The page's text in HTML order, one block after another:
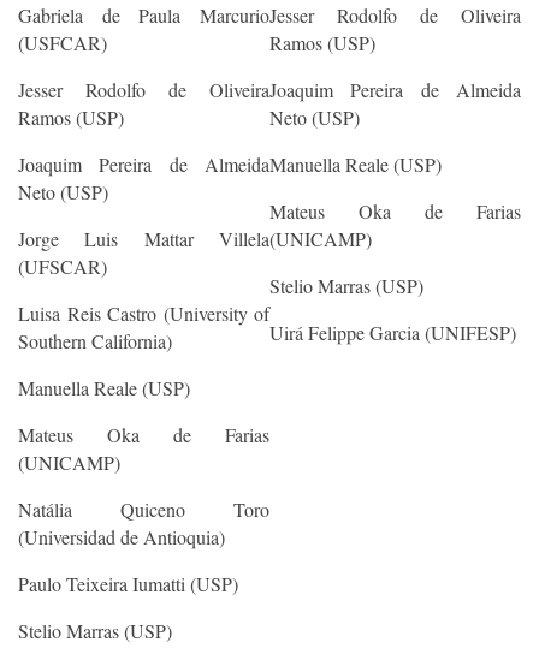
Gabriela de Paula Marcurio
(USFCAR)
Jesser Rodolfo de Oliveira
Ramos (USP)
Joaquim Pereira de Almeida
Neto (USP)
Jorge Luis Mattar Villela
(UFSCAR)
Luisa Reis Castro (University of
Southern California)
Manuella Reale (USP)
Mateus Oka de Farias
(UNICAMP)
Natália Quiceno Toro
(Universidad de Antioquia)
Paulo Teixeira Iumatti (USP)
Stelio Marras (USP)
Jesser Rodolfo de Oliveira
Ramos (USP)
Joaquim Pereira de Almeida
Neto (USP)
Manuella Reale (USP)
Mateus Oka de Farias
(UNICAMP)
Stelio Marras (USP)
Uirá Felippe Garcia (UNIFESP)